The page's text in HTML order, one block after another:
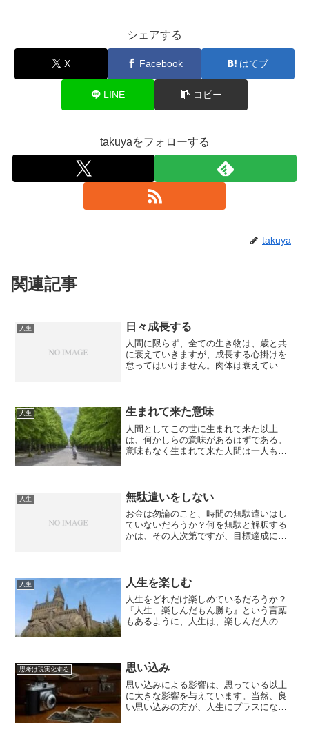
シェアする
X Facebook はてブ
LINE コピー
takuyaをフォローする
takuya
関連記事
人生 日々成長する
人間に限らず、全ての生き物は、歳と共
に衰えていきますが、成長する心掛けを
怠ってはいけません。肉体は衰えていっ
だけのものではありません...
人生 生まれて来た意味
人間としてこの世に生まれて来た以上
は、何かしらの意味があるはずである。
意味もなく生まれて来た人間は一人もい
ていく。別に意味に気が付か...
人生 無駄遣いをしない
お金は勿論のこと、時間の無駄遣いはし
ていないだろうか？何を無駄と解釈する
かは、その人次第ですが、目標達成には
まうことは、無駄遣いと言...
人生 人生を楽しむ
人生をどれだけ楽しめているだろうか？
『人生、楽しんだもん勝ち』という言葉
もあるように、人生は、楽しんだ人の勝
ります。不運なことが、い...
思考は現実化する 思い込み
思い込みによる影響は、思っている以上
に大きな影響を与えています。当然、良
い思い込みの方が、人生にプラスになる